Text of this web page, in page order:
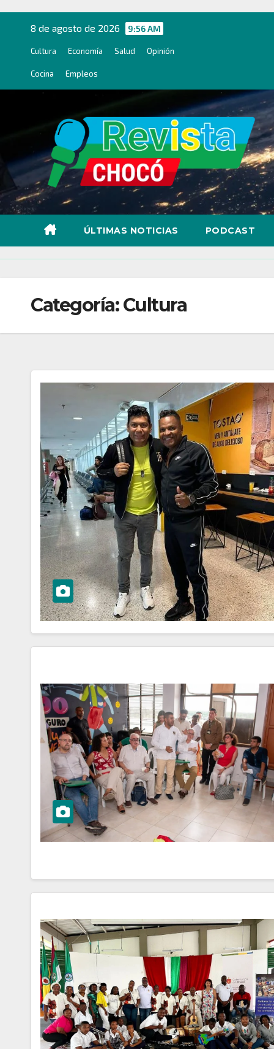
contenido
8 de agosto de 2026 9:56 AM
Cultura Economía Salud Opinión
Cocina Empleos
ÚLTIMAS NOTICIAS PODCAST
Categoría:Cultura